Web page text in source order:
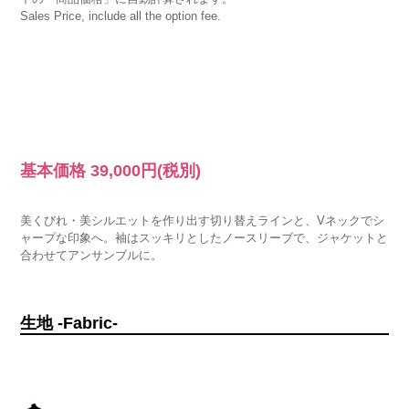
Sales Price, include all the option fee.
基本価格39,000円 (税別)
美くびれ・美シルエットを作り出す切り替えラインと、Vネックでシ
ャープな印象へ。袖はスッキリとしたノースリーブで、ジャケットと
合わせてアンサンブルに。
生地 -Fabric-